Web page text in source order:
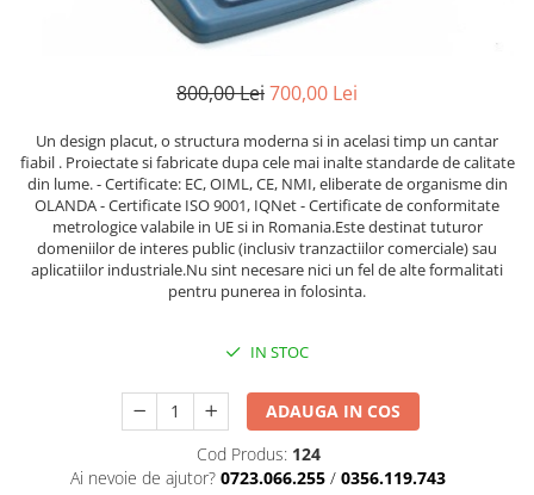
800,00 Lei700,00 Lei
Un design placut, o structura moderna si in acelasi timp un cantar
fiabil . Proiectate si fabricate dupa cele mai inalte standarde de calitate
din lume. - Certificate: EC, OIML, CE, NMI, eliberate de organisme din
OLANDA - Certificate ISO 9001, IQNet - Certificate de conformitate
metrologice valabile in UE si in Romania.Este destinat tuturor
domeniilor de interes public (inclusiv tranzactiilor comerciale) sau
aplicatiilor industriale.Nu sint necesare nici un fel de alte formalitati
pentru punerea in folosinta.
IN STOC
ADAUGA IN COS
Cod Produs: 124
Ai nevoie de ajutor? 0723.066.255 / 0356.119.743